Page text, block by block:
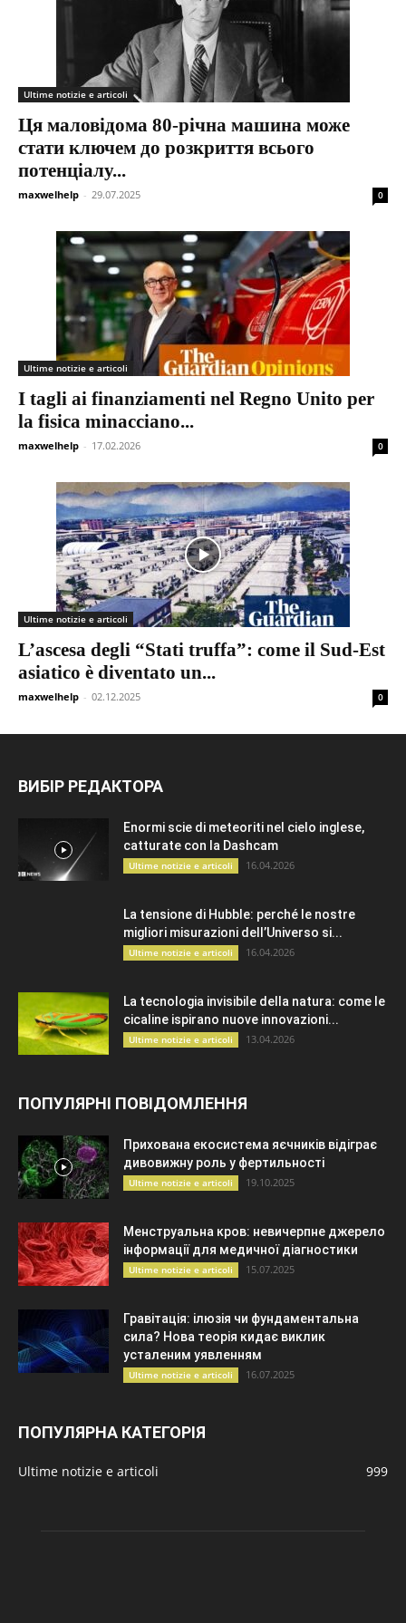
Ultime notizie e articoli
Ця маловідома 80-річна машина може
стати ключем до розкриття всього
потенціалу...
maxwelhelp - 29.07.2025 0
Ultime notizie e articoli
I tagli ai finanziamenti nel Regno Unito per
la fisica minacciano...
maxwelhelp - 17.02.2026 0
Ultime notizie e articoli
L’ascesa degli “Stati truffa”: come il Sud-Est
asiatico è diventato un...
maxwelhelp - 02.12.2025 0
ВИБІР РЕДАКТОРА
Enormi scie di meteoriti nel cielo inglese,
catturate con la Dashcam
Ultime notizie e articoli 16.04.2026
La tensione di Hubble: perché le nostre
migliori misurazioni dell’Universo si...
Ultime notizie e articoli 16.04.2026
La tecnologia invisibile della natura: come le
cicaline ispirano nuove innovazioni...
Ultime notizie e articoli 13.04.2026
ПОПУЛЯРНІ ПОВІДОМЛЕННЯ
Прихована екосистема яєчників відіграє
дивовижну роль у фертильності
Ultime notizie e articoli 19.10.2025
Менструальна кров: невичерпне джерело
інформації для медичної діагностики
Ultime notizie e articoli 15.07.2025
Гравітація: ілюзія чи фундаментальна
сила? Нова теорія кидає виклик
усталеним уявленням
Ultime notizie e articoli 16.07.2025
ПОПУЛЯРНА КАТЕГОРІЯ
Ultime notizie e articoli 999